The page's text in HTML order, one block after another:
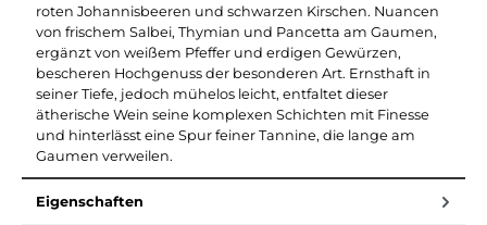
roten Johannisbeeren und schwarzen Kirschen. Nuancen
von frischem Salbei, Thymian und Pancetta am Gaumen,
ergänzt von weißem Pfeffer und erdigen Gewürzen,
bescheren Hochgenuss der besonderen Art. Ernsthaft in
seiner Tiefe, jedoch mühelos leicht, entfaltet dieser
ätherische Wein seine komplexen Schichten mit Finesse
und hinterlässt eine Spur feiner Tannine, die lange am
Gaumen verweilen.
Eigenschaften